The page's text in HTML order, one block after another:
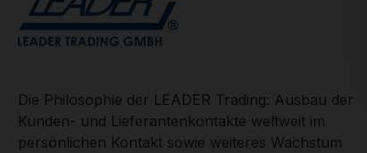
Die Philosophie der LEADER Trading: Ausbau der
Kunden- und Lieferantenkontakte weltweit im
persönlichen Kontakt sowie weiteres Wachstum